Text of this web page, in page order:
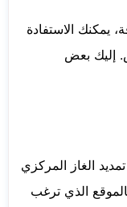
يمكنك الاستفادة
إليك بعض
الغاز المركزي
الذي ترغب